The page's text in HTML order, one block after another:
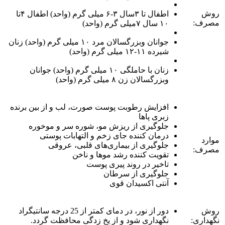
روش
مصرف:
اطفال تا ۳سال ۳-۶ میلی گرم (واحد) اطفال ۴تا
۱٠ سال ٧میلی گرم (واحد)
جوانان وبزرگسالان مرد ۱٠ میلی گرم (واحد) زنان
شیرده ۱۱-۱٢ میلی گرم (واحد)
زنان با حاملگی ۱٠ میلی گرم (واحد) جوانان
وبزرگسالان زن ۸ میلی گرم (واحد)
موارد
مصرف:
افزایش رطوبت پوست صورت، لب و از بین برنده
زبری پاها
جلوگیری از ریزش مو، شوره سر و موخوره
درمان کننده جای زخم و التهابات پوستی
جلوگیری از بیماری‌های قلبی، عروقی
تقویت کننده رشد موها و ناخن
تاخیر در روند پیری پوست
جلوگیری از سرطان
آنتی اکسیدان قوی
روش
نگهداری:
دور از نور، در دمای کمتر از 25 درجه سانتیگراد
نگهداری شود و از یخ زدگی محافظت گردد.